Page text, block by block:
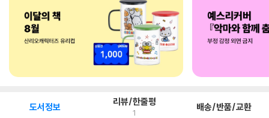
도서정보 리뷰/한줄평
1 배송/반품/교환